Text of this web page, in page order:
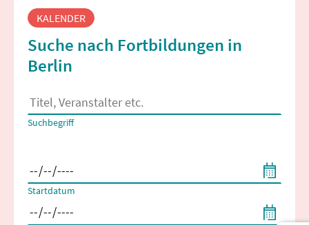
KALENDER
Suche nach Fortbildungen in
Berlin
Es erscheinen Suchvorschläge, wenn mindestens 2 Zeichen
Suchbegriff
Startdatum